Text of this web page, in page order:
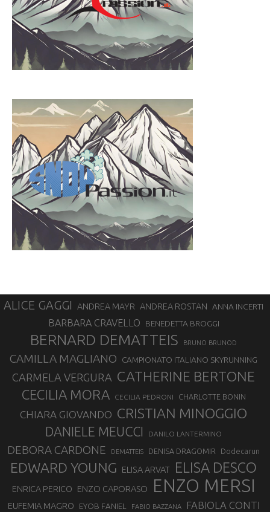
ALICE GAGGI ANDREA MAYR ANDREA ROSTAN ANNA INCERTI
BARBARA CRAVELLO BENEDETTA BROGGI
BERNARD DEMATTEIS BRUNO BRUNOD
CAMILLA MAGLIANO CAMPIONATO ITALIANO SKYRUNNING
CARMELA VERGURA CATHERINE BERTONE
CECILIA MORA CECILIA PEDRONI CHARLOTTE BONIN
CHIARA GIOVANDO CRISTIAN MINOGGIO
DANIELE MEUCCI DANILO LANTERMINO
DEBORA CARDONE DEMATTEIS DENISA DRAGOMIR Dodecarun
EDWARD YOUNG ELISA ARVAT ELISA DESCO
ENRICA PERICO ENZO CAPORASO ENZO MERSI
EUFEMIA MAGRO EYOB FANIEL FABIO BAZZANA FABIOLA CONTI